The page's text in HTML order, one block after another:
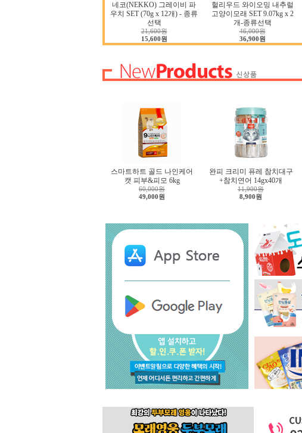
네코(NEKKO) 그레이비 파
우치 SET (70g x 12개) - 종류
선택
21,600원
15,600원
헐리우드 와이오밍 내추럴
고양이모래 SET 9.07kg x 2
개-종류선택
46,000원
36,900원
스마트하트 골드 나인케어
캣 피부&피모 6kg
60,000원
49,000원
완피 크리미 퓨레 참치대구
+참치연어 14gx40개
11,900원
8,900원